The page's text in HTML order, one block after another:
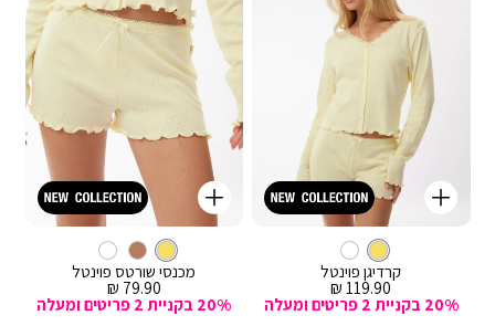
קנייה
צבע
צהוב
קרדיגן פוינטל
מחיר
מכירה
119.90 ₪
20% בקניית 2 פריטים ומעלה
ג’קט
קנייה
מהירה
צבע
צהוב
מכנסי שורטס פוינטל
מחיר
מכירה
79.90 ₪
20% בקניית 2 פריטים ומעלה
מכנסיים
קצרים